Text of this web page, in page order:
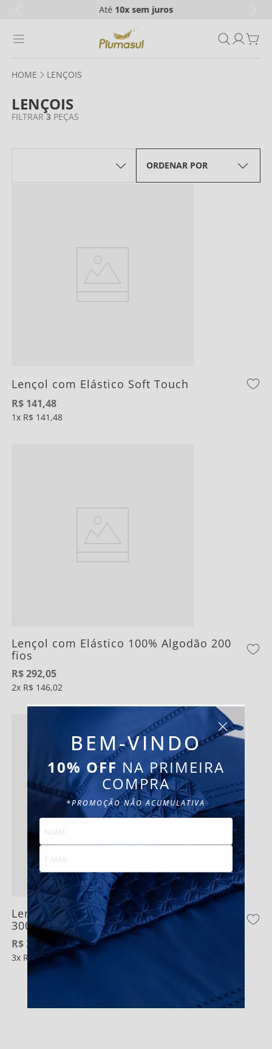
Até 10xsem juros
BEM-VINDO
10% OFF NA PRIMEIRA
COMPRA
*PROMOÇÃO NÃO ACUMULATIVA
LENÇOIS
LENÇOIS
3
ORDENAR POR
Lençol com Elástico Soft Touch
R$ 141,48
1 R$ 141 ,48
Lençol com Elástico 100% Algodão 200
fios
R$292,05
2 R$ 146,02
Lençol com Elástico 100% Algodão Cetim
300 fios
R$305,80
3 R$ 101 93